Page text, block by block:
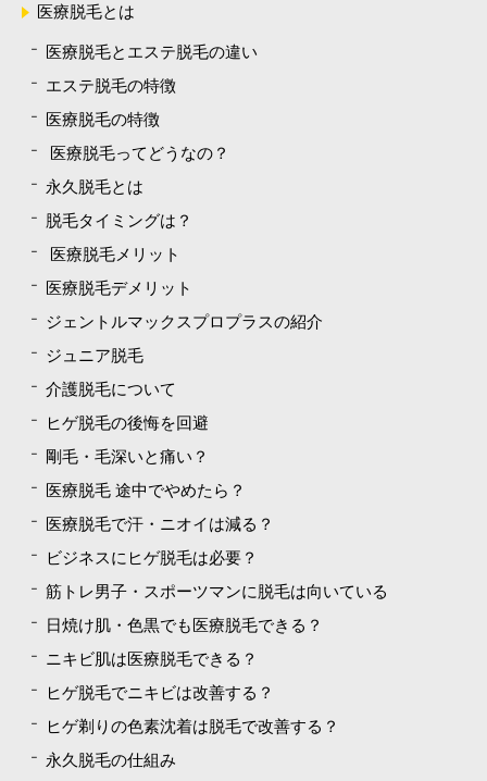
医療脱毛とは
医療脱毛とエステ脱毛の違い
エステ脱毛の特徴
医療脱毛の特徴
医療脱毛ってどうなの？
永久脱毛とは
脱毛タイミングは？
医療脱毛メリット
医療脱毛デメリット
ジェントルマックスプロプラスの紹介
ジュニア脱毛
介護脱毛について
ヒゲ脱毛の後悔を回避
剛毛・毛深いと痛い？
医療脱毛 途中でやめたら？
医療脱毛で汗・ニオイは減る？
ビジネスにヒゲ脱毛は必要？
筋トレ男子・スポーツマンに脱毛は向いている
日焼け肌・色黒でも医療脱毛できる？
ニキビ肌は医療脱毛できる？
ヒゲ脱毛でニキビは改善する？
ヒゲ剃りの色素沈着は脱毛で改善する？
永久脱毛の仕組み